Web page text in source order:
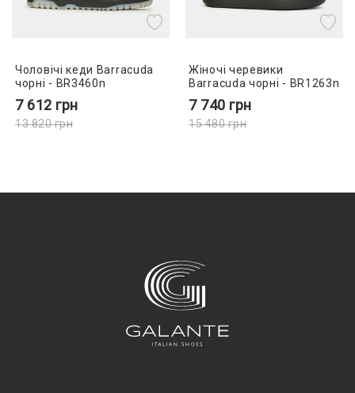
Чоловічі кеди Barracuda
чорні - BR3460n
7 612 грн
13 820грн
Жіночі черевики
Barracuda чорні - BR1263n
7 740 грн
15 480грн